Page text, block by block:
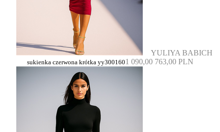
YULIYA BABICH
sukienka czerwona krótka yy3001601 090,00 763,00 PLN